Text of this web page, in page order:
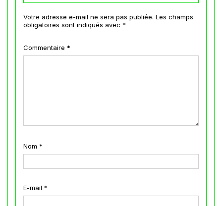
Votre adresse e-mail ne sera pas publiée. Les champs
obligatoires sont indiqués avec *
Commentaire *
Nom *
E-mail *